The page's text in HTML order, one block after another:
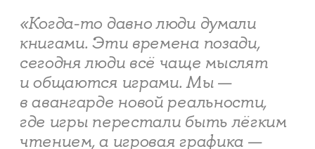
«Когда-то давно люди думали
книгами. Эти времена позади,
сегодня люди всё чаще мыслят
и общаются играми. Мы —
в авангарде новой реальности,
где игры перестали быть лёгким
чтением, а игровая графика —